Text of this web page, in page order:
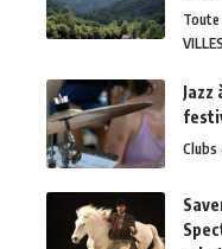
Jazz
Clubs